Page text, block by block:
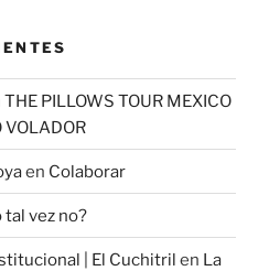
THE PILLOWS TOUR MEXICO
VOLADOR
en Colaborar
tal vez no?
| El Cuchitril en La